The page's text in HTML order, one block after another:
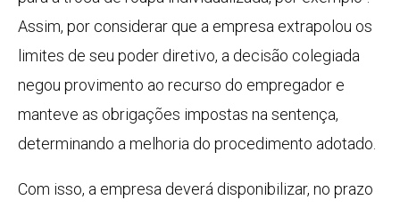
Assim, por considerar que a empresa extrapolou os
limites de seu poder diretivo, a decisão colegiada
negou provimento ao recurso do empregador e
manteve as obrigações impostas na sentença,
determinando a melhoria do procedimento adotado.
Com isso, a empresa deverá disponibilizar, no prazo